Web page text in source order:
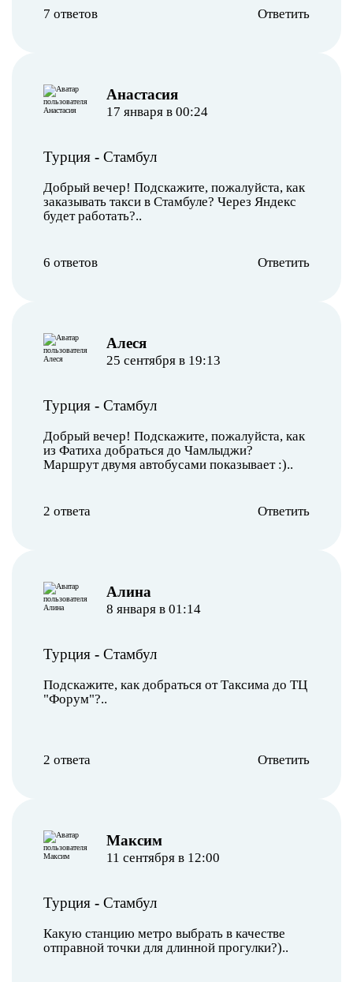
7 ответов Ответить
Анастасия
17 января в 00:24
Турция - Стамбул
Добрый вечер! Подскажите, пожалуйста, как
заказывать такси в Стамбуле? Через Яндекс
будет работать?..
6 ответов Ответить
Алеся
25 сентября в 19:13
Турция - Стамбул
Добрый вечер! Подскажите, пожалуйста, как
из Фатиха добраться до Чамлыджи?
Маршрут двумя автобусами показывает :)..
2 ответа Ответить
Алина
8 января в 01:14
Турция - Стамбул
Подскажите, как добраться от Таксима до ТЦ
"Форум"?..
2 ответа Ответить
Максим
11 сентября в 12:00
Турция - Стамбул
Какую станцию метро выбрать в качестве
отправной точки для длинной прогулки?)..